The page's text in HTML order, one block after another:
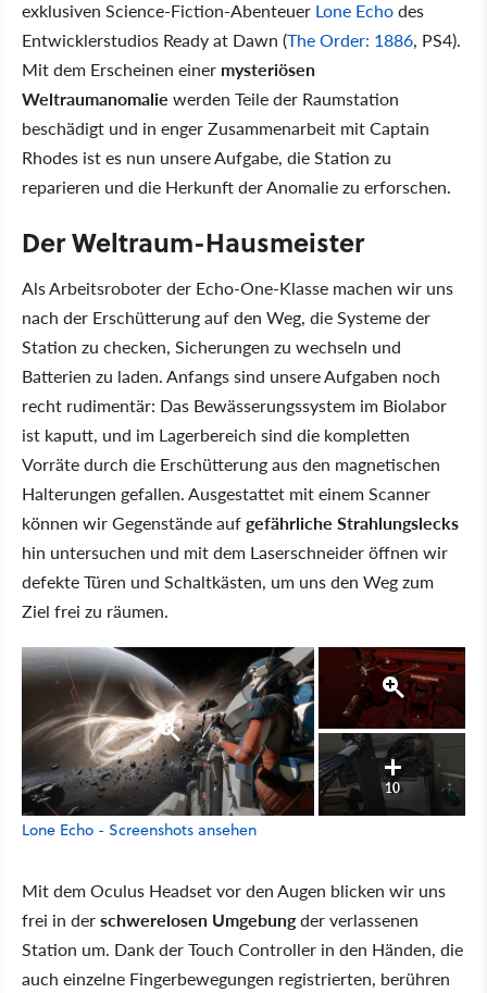
exklusiven Science-Fiction-Abenteuer Lone Echodes
Entwicklerstudios Ready at Dawn (The Order: 1886, PS4).
Mit dem Erscheinen einer mysteriösen
Weltraumanomalie werden Teile der Raumstation
beschädigt und in enger Zusammenarbeit mit Captain
Rhodes ist es nun unsere Aufgabe, die Station zu
reparieren und die Herkunft der Anomalie zu erforschen.
Der Weltraum-Hausmeister
Als Arbeitsroboter der Echo-One-Klasse machen wir uns
nach der Erschütterung auf den Weg, die Systeme der
Station zu checken, Sicherungen zu wechseln und
Batterien zu laden. Anfangs sind unsere Aufgaben noch
recht rudimentär: Das Bewässerungssystem im Biolabor
ist kaputt, und im Lagerbereich sind die kompletten
Vorräte durch die Erschütterung aus den magnetischen
Halterungen gefallen. Ausgestattet mit einem Scanner
können wir Gegenstände aufgefährliche Strahlungslecks
hin untersuchen und mit dem Laserschneider öffnen wir
defekte Türen und Schaltkästen, um uns den Weg zum
Ziel frei zu räumen.
10
Lone Echo - Screenshots ansehen
Mit dem Oculus Headset vor den Augen blicken wir uns
frei in derschwerelosen Umgebungder verlassenen
Station um. Dank der Touch Controller in den Händen, die
auch einzelne Fingerbewegungen registrierten, berühren